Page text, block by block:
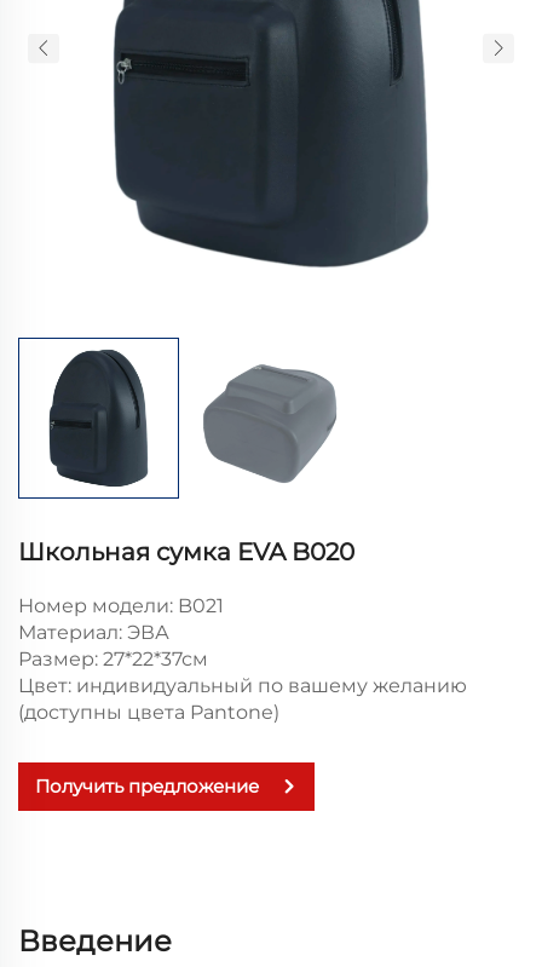
Школьная сумка EVA B020
Номер модели: B021
Материал: ЭВА
Размер: 27*22*37см
Цвет: индивидуальный по вашему желанию
(доступны цвета Pantone)
Получить предложение
Введение